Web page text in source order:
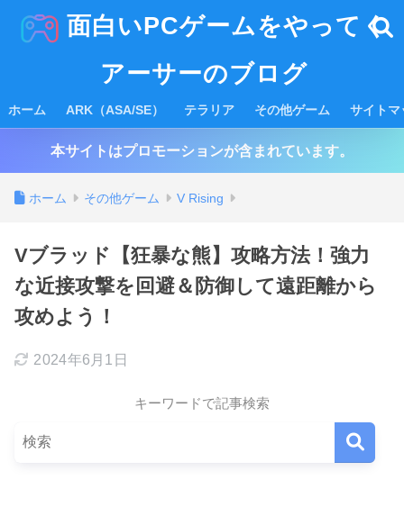
面白いPCゲームをやってく
アーサーのブログ
ホーム ARK（ASA/SE） テラリア その他ゲーム サイトマ
本サイトはプロモーションが含まれています。
ホーム その他ゲーム V Rising
Vブラッド【狂暴な熊】攻略方法！強力
な近接攻撃を回避＆防御して遠距離から
攻めよう！
2024年6月1日
キーワードで記事検索